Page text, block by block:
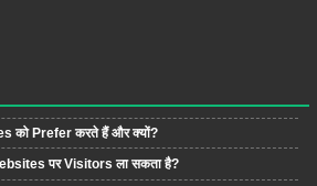
को Prefer करते हैं और क्यों?
पर Visitors ला सकता है?